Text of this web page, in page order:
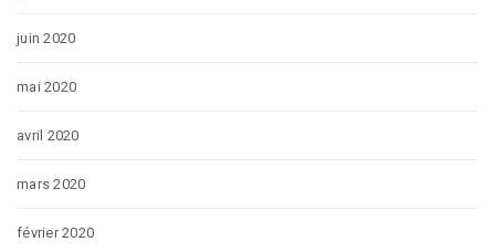
juin 2020
mai 2020
avril 2020
mars 2020
février 2020